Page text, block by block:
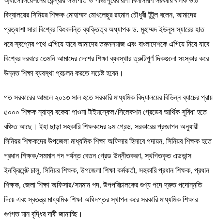
বিদ্যালয়ের সিনিয়র শিক্ষক মোহাম্মদ মোখলেছুর রহমান চৌধুরী টুটুল বলেন, আমাদের
প্রত্যাশা সারা বিশ্বের কিংবদন্তি ব্যক্তিত্ব অধ্যাপক ড. মুহাম্মদ ইউনূস স্যারের হাত
ধরে স্বপ্নের পথে এগিয়ে যাবে আমাদের তরুনসমাজ এবং বাংলাদেশকে এগিয়ে নিয়ে যাবে
বিশ্বের দরবারে তেমনি আমাদের দেশের শিক্ষা ব্যবস্থার ত্রুটিপূর্ণ দিকগুলো সংস্কার করে
উন্নত শিক্ষা ব্যবস্থা প্রচলন করতে সচেষ্ট হবেন।
গত সরকারের আমলে ২০১৩ সাল হতে সরকারি মাধ্যমিক বিদ্যালয়ের বিভিন্ন ব্যাচের প্রায়
৫০০০ শিক্ষক ন্যায্য বকেয়া পাওনা টাইমস্কেল/সিলেকশন গ্রেডের আর্থিক সুবিধা হতে
বঞ্চিত আছে। ইহা ছাড়া সহকারি শিক্ষকদের ৯ম গ্রেড, সরকারের প্রজ্ঞাপন অনুযায়ী
সিনিয়র শিক্ষকদের উপজেলা মাধ্যমিক শিক্ষা অফিসার হিসাবে পদায়ন, সিনিয়র শিক্ষক হতে
প্রধান শিক্ষক/সমমান পদ পর্যন্ত বেতন গ্রেড উন্নীতকরণ, স্থগিতকৃত এডভান্স
ইনক্রিমেন্ট চালু, সিনিয়র শিক্ষক, উপজেলা শিক্ষা কর্মকর্তা, সহকারি প্রধান শিক্ষক, প্রধান
শিক্ষক, জেলা শিক্ষা অফিসার/সমমান পদ, উপপরিচালকের শুণ্য পদে দ্রুত পদোন্নতি
দিয়ে এবং স্বতন্ত্র মাধ্যমিক শিক্ষা অধিদপ্তর স্থাপন করে সরকারি মাধ্যমিক শিক্ষার
গুণগত মান বৃদ্ধির দাবী জানাচ্ছি।